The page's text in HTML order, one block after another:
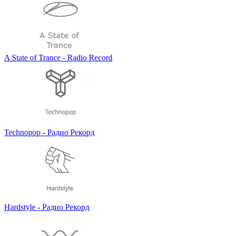
A State of Trance - Radio Record
Technopop - Радио Рекорд
Hardstyle - Радио Рекорд